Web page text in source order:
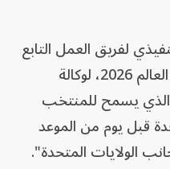
لفريق العمل التابع
للبيت الأبيض الخاص بكأس العالم 2026، لوكالة
يسمح للمنتخب
قبل يوم من الموعد
الولايات المتحدة".